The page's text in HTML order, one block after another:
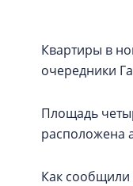
Квартиры в
очередники
Площадь
расположена
Как сообщили